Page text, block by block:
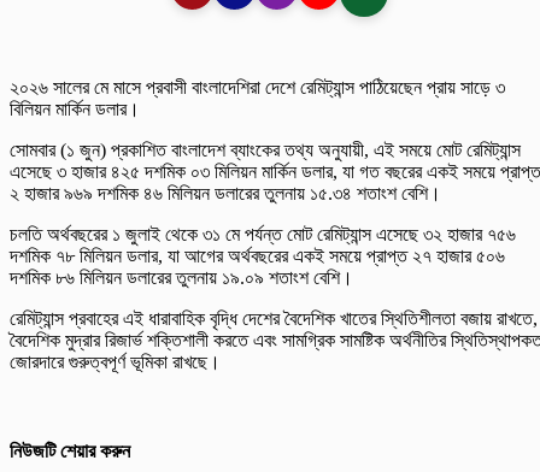
২০২৬ সালের মে মাসে প্রবাসী বাংলাদেশিরা দেশে রেমিট্যান্স পাঠিয়েছেন প্রায় সাড়ে ৩
বিলিয়ন মার্কিন ডলার।
সোমবার (১ জুন) প্রকাশিত বাংলাদেশ ব্যাংকের তথ্য অনুযায়ী, এই সময়ে মোট রেমিট্যান্স
এসেছে ৩ হাজার ৪২৫ দশমিক ০৩ মিলিয়ন মার্কিন ডলার, যা গত বছরের একই সময়ে প্রাপ্ত
২ হাজার ৯৬৯ দশমিক ৪৬ মিলিয়ন ডলারের তুলনায় ১৫.৩৪ শতাংশ বেশি।
চলতি অর্থবছরের ১ জুলাই থেকে ৩১ মে পর্যন্ত মোট রেমিট্যান্স এসেছে ৩২ হাজার ৭৫৬
দশমিক ৭৮ মিলিয়ন ডলার, যা আগের অর্থবছরের একই সময়ে প্রাপ্ত ২৭ হাজার ৫০৬
দশমিক ৮৬ মিলিয়ন ডলারের তুলনায় ১৯.০৯ শতাংশ বেশি।
রেমিট্যান্স প্রবাহের এই ধারাবাহিক বৃদ্ধি দেশের বৈদেশিক খাতের স্থিতিশীলতা বজায় রাখতে,
বৈদেশিক মুদ্রার রিজার্ভ শক্তিশালী করতে এবং সামগ্রিক সামষ্টিক অর্থনীতির
জোরদারে গুরুত্বপূর্ণ ভূমিকা রাখছে।
নিউজটি শেয়ার করুন